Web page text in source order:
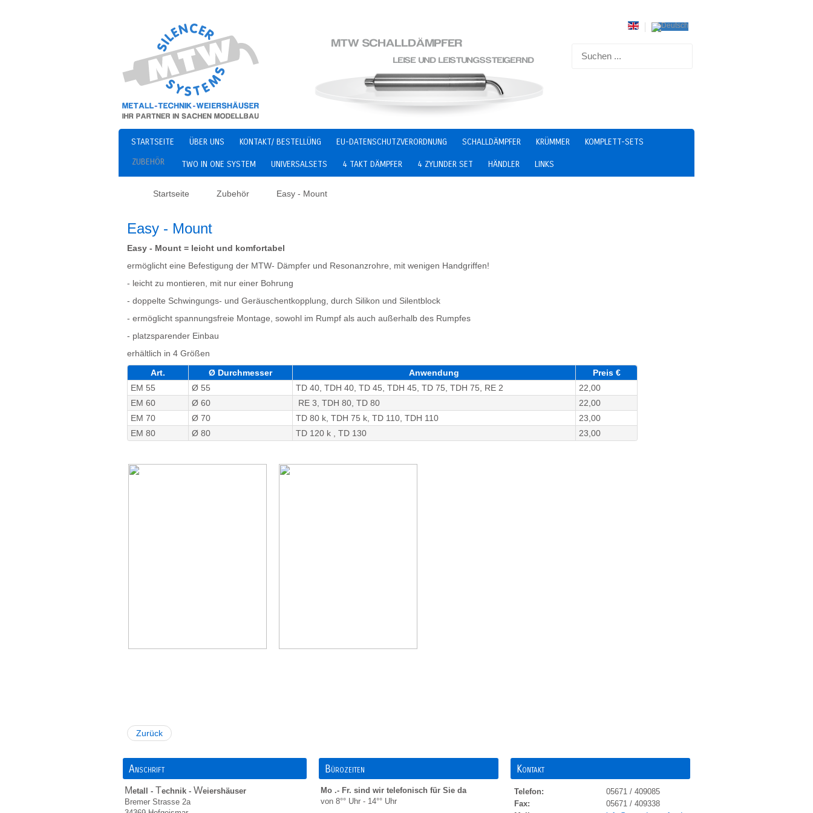
STARTSEITE ÜBER UNS KONTAKT/ BESTELLÜNG EU-DATENSCHUTZVERORDNUNG SCHALLDÄMPFER KRÜMMER
KOMPLETT-SETS
ZUBEHÖR
TWO IN ONE SYSTEM UNIVERSALSETS 4 TAKT DÄMPFER 4 ZYLINDER SET HÄNDLER LINKS
Startseite Zubehör Easy - Mount
Easy - Mount
Easy - Mount = leicht und komfortabel
ermöglicht eine Befestigung der MTW- Dämpfer und Resonanzrohre, mit wenigen Handgriffen!
- leicht zu montieren, mit nur einer Bohrung
- doppelte Schwingungs- und Geräuschentkopplung, durch Silikon und Silentblock
- ermöglicht spannungsfreie Montage, sowohl im Rumpf als auch außerhalb des Rumpfes
- platzsparender Einbau
erhältlich in 4 Größen
Art.
Ø Durchmesser Anwendung
Preis €
EM 55
Ø 55 TD 40, TDH 40, TD 45, TDH 45, TD 75, TDH 75, RE 2
22,00
EM 60
Ø 60 RE 3, TDH 80, TD 80
22,00
EM 70
Ø 70 TD 80 k, TDH 75 k, TD 110, TDH 110
23,00
EM 80
Ø 80 TD 120 k , TD 130 23,00
Zurück
Anschrift
Metall - Technik - Weiershäuser
Bremer Strasse 2a
Bürozeiten
Mo .- Fr. sind wir telefonisch für Sie da
von 8°° Uhr - 14°° Uhr
Kontakt
Telefon:
05671 / 409085
Fax:
05671 / 409338